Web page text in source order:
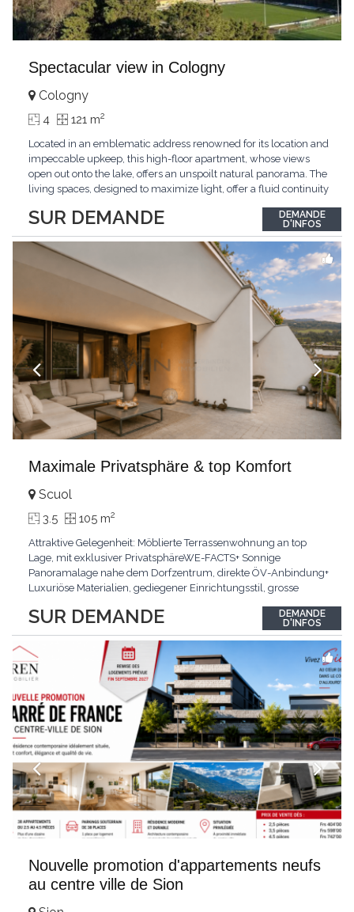
Spectacular view in Cologny
SUR DEMANDE
Cologny
4 121 m2
Located in an emblematic address renowned for its location and
impeccable upkeep, this high-floor apartment, whose views
open out onto the lake, offers an unspoilt natural panorama. The
living spaces, designed to maximize light, offer a fluid continuity
comprises two bedrooms, each with its own bathroom,
guaranteeing comfort and privacy. Private...
DEMANDE
D'INFOS
Maximale Privatsphäre & top Komfort
SUR DEMANDE
Scuol
3.5 105 m2
Attraktive Gelegenheit: Möblierte Terrassenwohnung an top
Lage, mit exklusiver PrivatsphäreWE-FACTS+ Sonnige
Panoramalage nahe dem Dorfzentrum, direkte ÖV-Anbindung+
Luxuriöse Materialien, gediegener Einrichtungsstil, grosse
gemeinschaftliche WaschküchePasst für:Geniesser von
Weitblick und gehobenem WohnkomfortDie Wohnung wird
hochwertig
DEMANDE
D'INFOS
Nouvelle promotion d'appartements neufs
au centre ville de Sion